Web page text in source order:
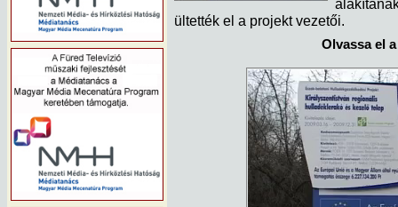
ültették el a projekt vezetői.
Olvassa el